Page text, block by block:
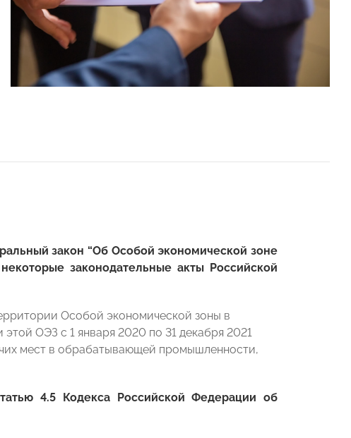
закон “Об Особой экономической зоне
законодательные акты Российской
Особой экономической зоны в
ОЭЗ с 1 января 2020 по 31 декабря 2021
мест в обрабатывающей промышленности,
4.5 Кодекса Российской Федерации об